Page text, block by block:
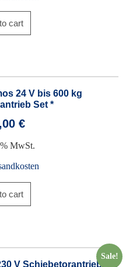
cart
24 V bis 600 kg
Set *
€
MwSt.
cart
Sale!
V Schiebetorantrieb bis